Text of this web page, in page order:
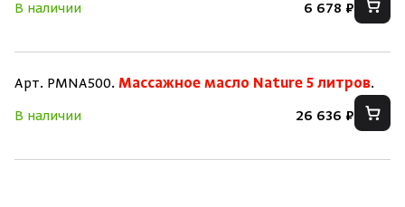
В наличии
6 678 ₽
Арт. PMNA500. Массажное масло Nature 5 литров.
В наличии
26 636 ₽